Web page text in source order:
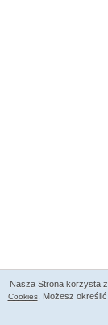
Nasza Strona korzysta
Cookies. Możesz